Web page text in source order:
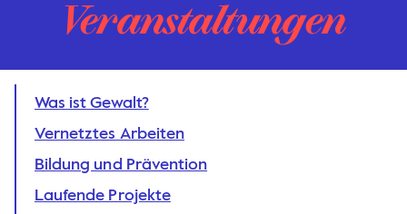
Veranstaltungen
Was ist Gewalt?
Vernetztes Arbeiten
Bildung und Prävention
Laufende Projekte